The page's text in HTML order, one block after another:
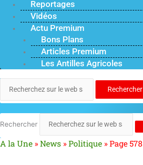
Reportages
Vidéos
Actu Premium
Bons Plans
Articles Premium
Les Antilles Agricoles
Rechercher
Rechercher
A la Une »News »Politique »Page 578